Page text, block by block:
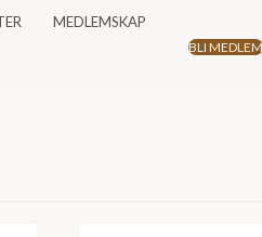
MEDLEMSKAP
BLI MEDLEM